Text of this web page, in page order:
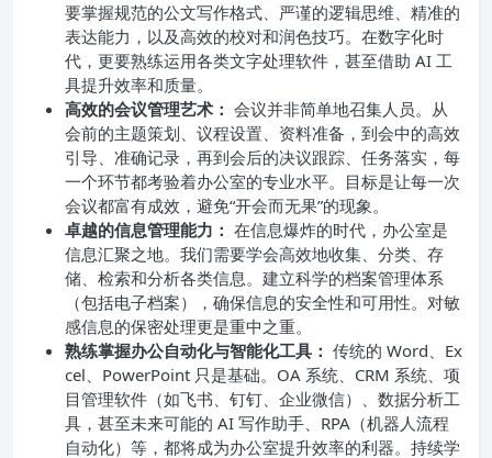
要掌握规范的公文写作格式、严谨的逻辑思维、精准的
表达能力，以及高效的校对和润色技巧。在数字化时
代，更要熟练运用各类文字处理软件，甚至借助 AI 工
具提升效率和质量。
高效的会议管理艺术： 会议并非简单地召集人员。从
会前的主题策划、议程设置、资料准备，到会中的高效
引导、准确记录，再到会后的决议跟踪、任务落实，每
一个环节都考验着办公室的专业水平。目标是让每一次
会议都富有成效，避免“开会而无果”的现象。
卓越的信息管理能力： 在信息爆炸的时代，办公室是
信息汇聚之地。我们需要学会高效地收集、分类、存
储、检索和分析各类信息。建立科学的档案管理体系
（包括电子档案），确保信息的安全性和可用性。对敏
感信息的保密处理更是重中之重。
熟练掌握办公自动化与智能化工具： 传统的 Word、Ex
cel、PowerPoint 只是基础。OA 系统、CRM 系统、项
目管理软件（如飞书、钉钉、企业微信）、数据分析工
具，甚至未来可能的 AI 写作助手、RPA（机器人流程
自动化）等，都将成为办公室提升效率的利器。持续学